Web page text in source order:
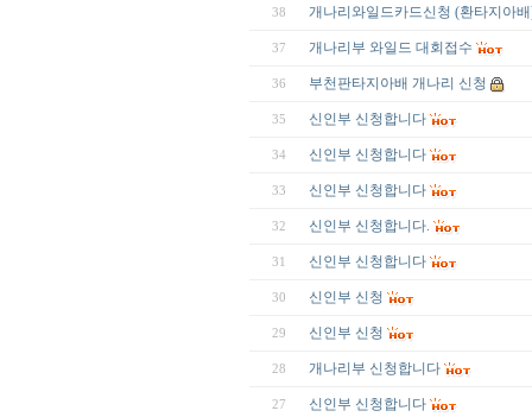
38 개나리와일드카드신청 (환타지아
37 개나리부 와일드 대회접수
36 부천판타지아배 개나리 신청
35 신인부 신청합니다
34 신인부 신청합니다
33 신인부 신청합니다
32 신인부 신청합니다.
31 신인부 신청합니다
30 신인부 신청
29 신인부 신청
28 개나리부 신청합니다
27 신인부 신청합니다